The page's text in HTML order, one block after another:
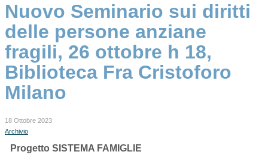
Nuovo Seminario sui diritti
delle persone anziane
fragili, 26 ottobre h 18,
Biblioteca Fra Cristoforo
Milano
18 Ottobre 2023
Archivio
Progetto SISTEMA FAMIGLIE